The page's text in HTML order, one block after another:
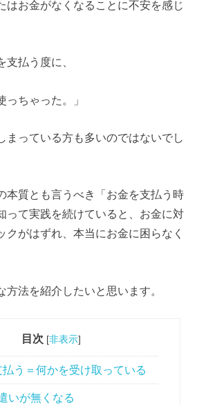
はお金がなくなることに不安を感じ
支払う度に、
っちゃった。」
まっている方も多いのではないでし
本質とも言うべき「お金を支払う時
って実践を続けていると、お金に対
クがはずれ、本当にお金に困らなく
方法を紹介したいと思います。
目次 [非表示]
払う＝何かを受け取っている
いが無くなる